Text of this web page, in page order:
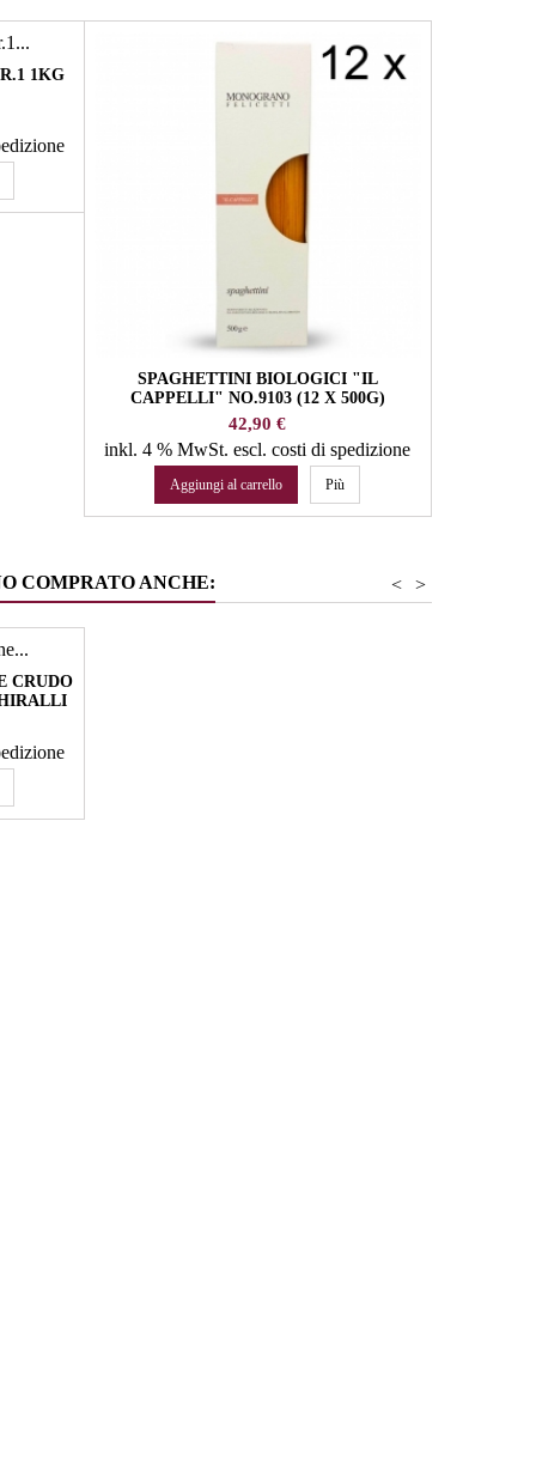
1KG
SPAGHETTINI BIOLOGICI "IL
CAPPELLI" NO.9103 (12 X 500G)
MONOGRANO FELICETTI PASTA
Prezzo
42,90 €
inkl. 4 % MwSt.escl. costi di spedizione
Aggiungi al carrello Più
COMPRATO ANCHE: >
<
CRUDO